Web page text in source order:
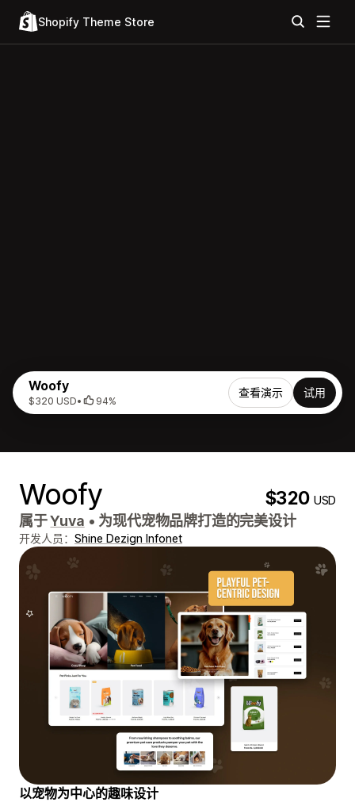
Shopify Theme Store
Woofy
$320 USD• 94%
查看演示 试用
Woofy $320USD
属于Yuva • 为现代宠物品牌打造的完美设计
开发人员： Shine Dezign Infonet
以宠物为中心的趣味设计